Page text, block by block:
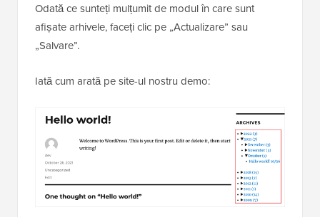
Odată ce sunteți mulțumit de modul în care sunt
afișate arhivele, faceți clic pe „Actualizare” sau
„Salvare”.
Iată cum arată pe site-ul nostru demo: